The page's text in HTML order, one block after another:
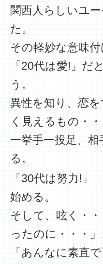
関西人らしいユ
た。
その軽妙な意味付
「20代は愛!」
う。
異性を知り、恋
く見えるもの・・
一挙手一投足、
る。
「30代は努力!
始める。
そして、呟く・
ったのに・・・」
「あんなに素直